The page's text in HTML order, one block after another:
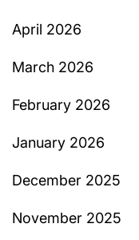
April 2026
March 2026
February 2026
January 2026
December 2025
November 2025